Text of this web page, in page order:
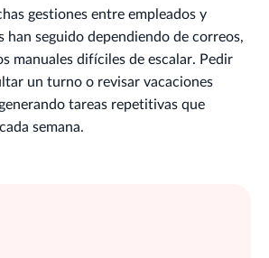
gestiones entre empleados y
han seguido dependiendo de correos,
manuales difíciles de escalar. Pedir
un turno o revisar vacaciones
tareas repetitivas que
semana.